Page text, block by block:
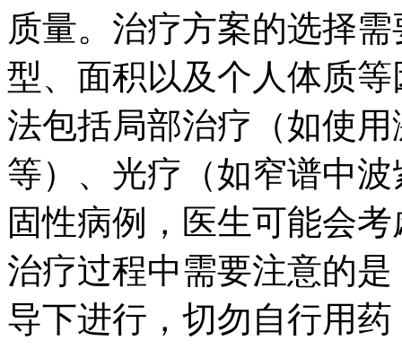
质量。治疗方案的选择
型、面积以及个人体质
法包括局部治疗（如使
等）、光疗（如窄谱中
固性病例，医生可能会
治疗过程中需要注意的
导下进行，切勿自行用